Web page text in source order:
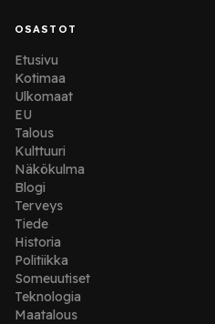
OSASTOT
Etusivu
Kotimaa
Ulkomaat
EU
Talous
Kulttuuri
Näkökulma
Blogi
Terveys
Tiede
Historia
Politiikka
Someuutiset
Teknologia
Maatalous